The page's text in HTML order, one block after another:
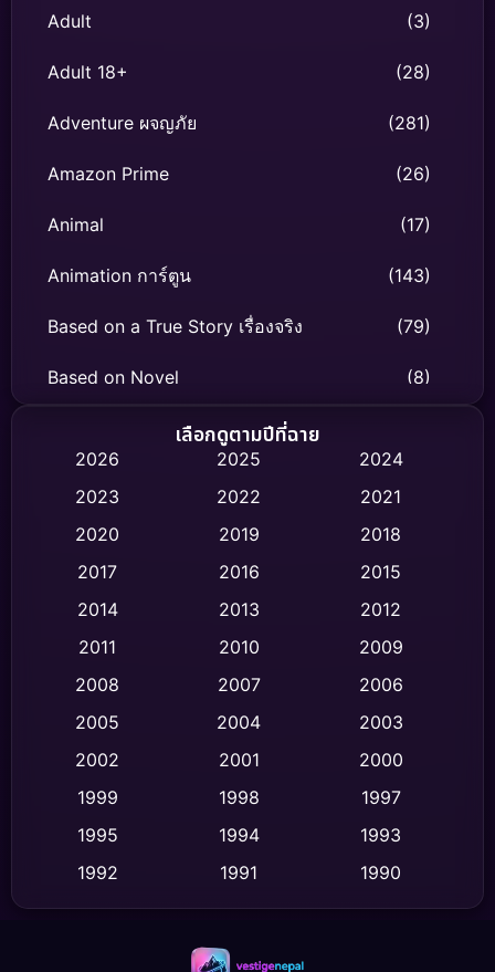
Adult (3)
Adult 18+ (28)
Adventure ผจญภัย (281)
Amazon Prime (26)
Animal (17)
Animation การ์ตูน (143)
Based on a True Story เรื่องจริง (79)
Based on Novel (8)
Biography ชีวิตจริง
Classic หนังคลาสสิก (47)
Comedy ตลก (446)
Crime อาชญากรรม (520)
Cult Film
Dance เต้น (10)
Detective สืบสวน (75)
เลือกดูตามปีที่ฉาย
2026 2025
2024
2023
2022
2021
2020
2019
2018
2017
2016
2015
2014
2013
2012
2011
2010
2009
2008
2007
2006
2005
2004
2003
2002
2001
2000
1999
1998
1997
1995
1994
1993
1992
1991
1990
1989
1988
1986
1983